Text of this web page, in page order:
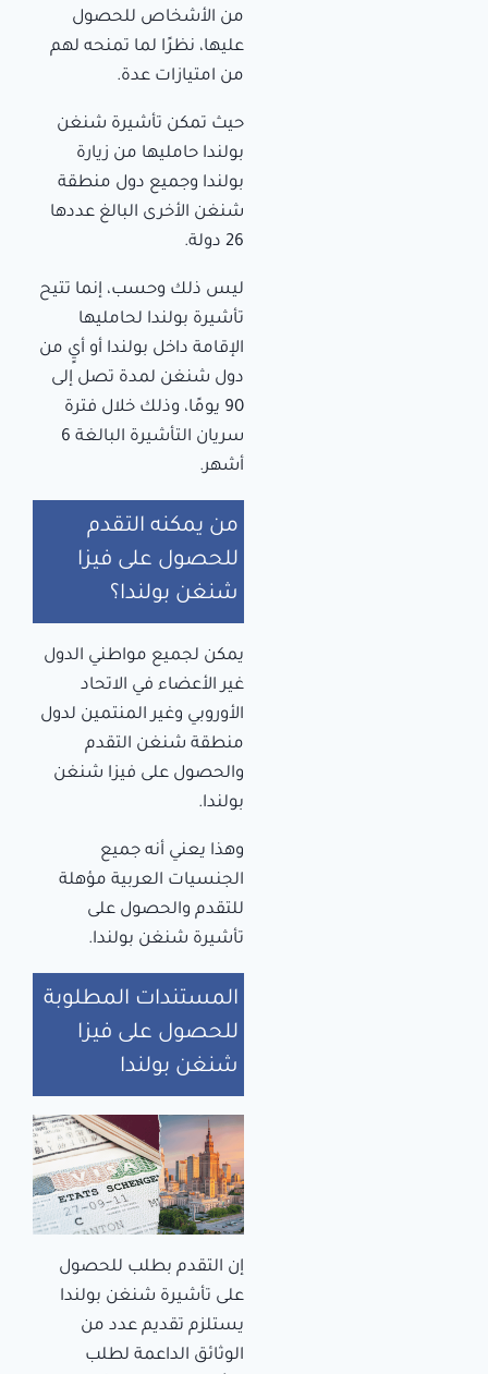
من الأشخاص للحصول
عليها، نظرًا لما تمنحه لهم
من امتيازات عدة.
حيث تمكن تأشيرة شنغن
بولندا حامليها من زيارة
بولندا وجميع دول منطقة
شنغن الأخرى البالغ عددها
26 دولة.
ليس ذلك وحسب، إنما تتيح
تأشيرة بولندا لحامليها
الإقامة داخل بولندا أو أيٍ من
دول شنغن لمدة تصل إلى
90 يومًا، وذلك خلال فترة
سريان التأشيرة البالغة 6
أشهر.
من يمكنه التقدم
للحصول على فيزا
شنغن بولندا؟
يمكن لجميع مواطني الدول
غير الأعضاء في الاتحاد
الأوروبي وغير المنتمين لدول
منطقة شنغن التقدم
والحصول على فيزا شنغن
بولندا.
وهذا يعني أنه جميع
الجنسيات العربية مؤهلة
للتقدم والحصول على
تأشيرة شنغن بولندا.
المستندات المطلوبة
للحصول على فيزا
شنغن بولندا
إن التقدم بطلب للحصول
على تأشيرة شنغن بولندا
يستلزم تقديم عدد من
الوثائق الداعمة لطلب